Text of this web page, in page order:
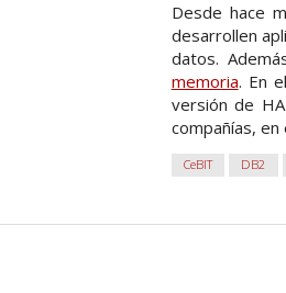
Desde hace
desarrollen
datos.
memoria. En
versión de
compañías,
CeBIT DB2